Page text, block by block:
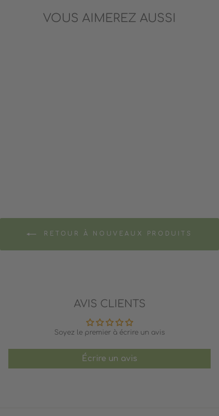
VOUS AIMEREZ AUSSI
RETOUR À NOUVEAUX PRODUITS
AVIS CLIENTS
Soyez le premier à écrire un avis
Écrire un avis